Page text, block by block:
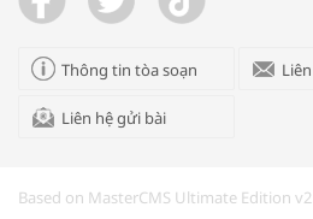
Thông tin tòa soạn
Liên hệ gửi bài
Based on MasterCMS Ultimate Edition